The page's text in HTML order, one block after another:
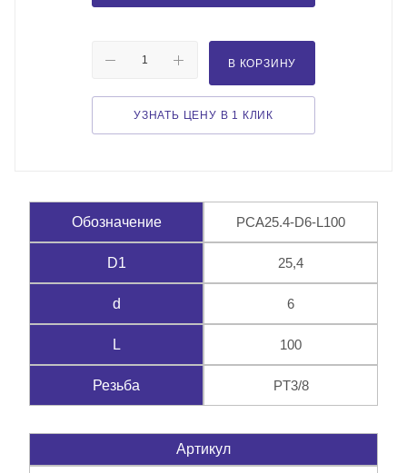
В КОРЗИНУ
УЗНАТЬ ЦЕНУ В 1 КЛИК
Обозначение PCA25.4-D6-L100
D1 25,4
d 6
L 100
Резьба PT3/8
Артикул